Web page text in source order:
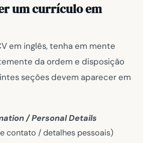
um currículo em
em inglês, tenha em mente
da ordem e disposição
seções devem aparecer em
/ Personal Details
contato / detalhes pessoais)